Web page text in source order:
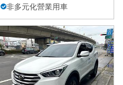
非多元化營業用車